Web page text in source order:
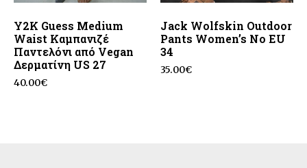
Y2K Guess Medium
Waist Καμπανιζέ
Παντελόνι από Vegan
Δερματίνη US 27
40.00€
Jack Wolfskin Outdoor
Pants Women’s No EU
34
35.00€